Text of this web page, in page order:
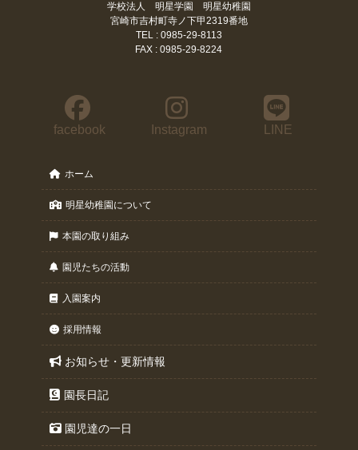
学校法人 明星学園 明星幼稚園
宮崎市吉村町寺ノ下甲2319番地
TEL : 0985-29-8113
FAX : 0985-29-8224
facebook Instagram LINE
ホーム
明星幼稚園について
本園の取り組み
園児たちの活動
入園案内
採用情報
お知らせ・更新情報
園長日記
園児達の一日